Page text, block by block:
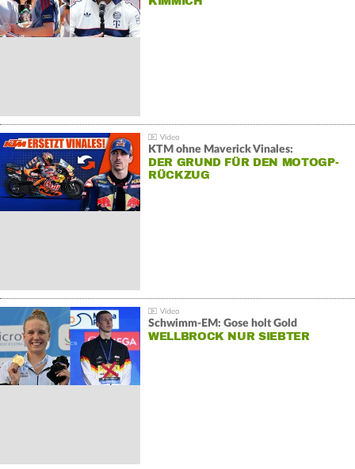
KTM ohne Maverick Vinales:
DER GRUND FÜR DEN MOTOGP-
RÜCKZUG
Schwimm-EM: Gose holt Gold
WELLBROCK NUR SIEBTER